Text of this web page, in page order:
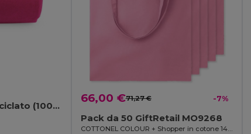
Astuccio in feltro riciclato (100% rPET)
66,00 €71,27 € -7%
Pack da 50 GiftRetail MO9268
COTTONEL COLOUR + Shopper in cotone 140gr